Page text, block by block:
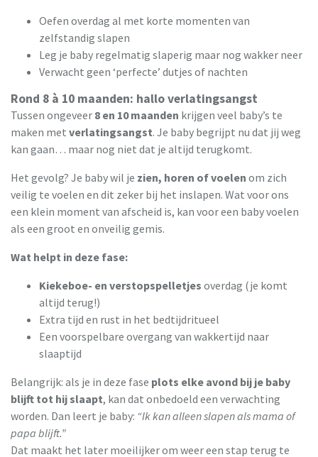
Oefen overdag al met korte momenten van
zelfstandig slapen
Leg je baby regelmatig slaperig maar nog wakker neer
Verwacht geen ‘perfecte’ dutjes of nachten
Rond 8 à 10 maanden: hallo verlatingsangst
Tussen ongeveer 8 en 10 maanden krijgen veel baby’s te
maken met verlatingsangst. Je baby begrijpt nu dat jij weg
kan gaan… maar nog niet dat je altijd terugkomt.
Het gevolg? Je baby wil je zien, horen of voelen om zich
veilig te voelen en dit zeker bij het inslapen. Wat voor ons
een klein moment van afscheid is, kan voor een baby voelen
als een groot en onveilig gemis.
Wat helpt in deze fase:
Kiekeboe- en verstopspelletjes overdag (je komt
altijd terug!)
Extra tijd en rust in het bedtijdritueel
Een voorspelbare overgang van wakkertijd naar
slaaptijd
Belangrijk: als je in deze fase plots elke avond bij je baby
blijft tot hij slaapt, kan dat onbedoeld een verwachting
worden. Dan leert je baby: “Ik kan alleen slapen als mama of
papa blijft.”
Dat maakt het later moeilijker om weer een stap terug te